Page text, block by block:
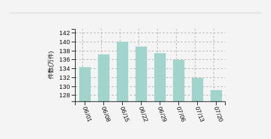
06/01 06/08 06/15 06/22 06/29 07/06 07/13 07/20
件数(万件)
128
130
132
134
136
138
140
142